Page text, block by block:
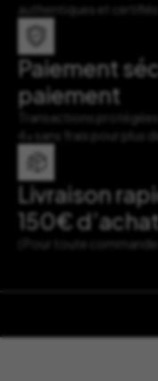
authentiques et certifiés
Paiement
paiement
Transactions
4x sans frais pour plus
Livraison
150€ d’achat
( Pour toute